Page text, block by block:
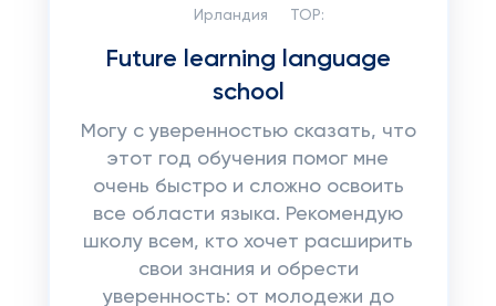
Ирландия TOP:
Future learning language
school
Могу с уверенностью сказать, что
этот год обучения помог мне
очень быстро и сложно освоить
все области языка. Рекомендую
школу всем, кто хочет расширить
свои знания и обрести
уверенность: от молодежи до